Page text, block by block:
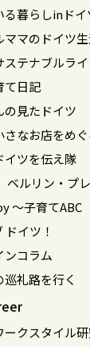
る暮らしinドイ
ママのドイツ
ステナブルライ
て日記
の見たドイツ
さなお店をめ
イツを伝え隊
ベルリン・プ
〜子育てABC
ドイツ！
ンコラム
礼路を行く
ークスタイル